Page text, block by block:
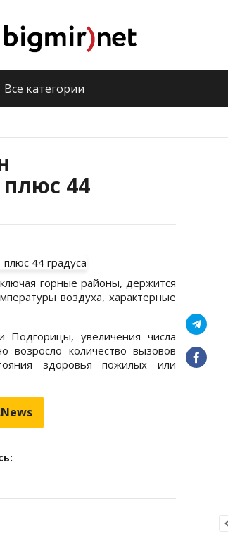
Все категории
44
горные районы, держится
воздуха, характерные
увеличения числа
возросло количество вызовов
здоровья пожилых или